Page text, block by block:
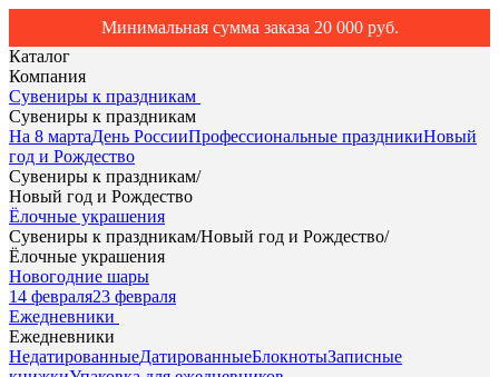
Минимальная сумма заказа 20 000 руб.
Каталог
Компания
Сувениры к праздникам
Сувениры к праздникам
На 8 мартаДень РоссииПрофессиональные праздникиНовый
год и Рождество
Сувениры к праздникам/
Новый год и Рождество
Ёлочные украшения
Сувениры к праздникам/Новый год и Рождество/
Ёлочные украшения
Новогодние шары
14 февраля23 февраля
Ежедневники
Ежедневники
НедатированныеДатированныеБлокнотыЗаписные